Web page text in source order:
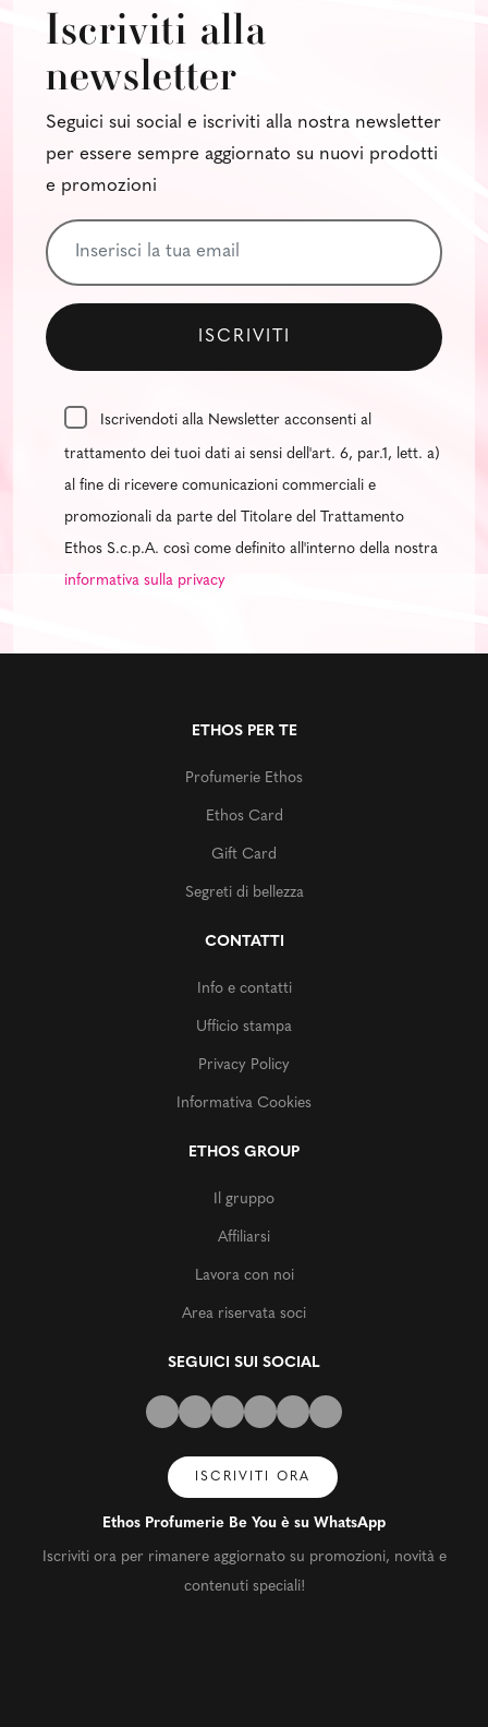
Iscriviti alla
newsletter
Seguici sui social e iscriviti alla nostra newsletter
per essere sempre aggiornato su nuovi prodotti
e promozioni
Iscrivendoti alla Newsletter acconsenti al
trattamento dei tuoi dati ai sensi dell'art. 6, par.1, lett. a)
al fine di ricevere comunicazioni commerciali e
promozionali da parte del Titolare del Trattamento
Ethos S.c.p.A. così come definito all'interno della nostra
informativa sulla privacy
ETHOS PER TE
Profumerie Ethos
Ethos Card
Gift Card
Segreti di bellezza
CONTATTI
Info e contatti
Ufficio stampa
Privacy Policy
Informativa Cookies
ETHOS GROUP
Il gruppo
Affiliarsi
Lavora con noi
Area riservata soci
SEGUICI SUI SOCIAL
ISCRIVITI ORA
Ethos Profumerie Be You è su WhatsApp
Iscriviti ora per rimanere aggiornato su promozioni, novità e
contenuti speciali!